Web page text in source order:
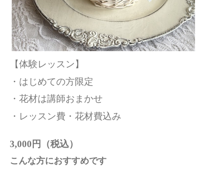
【体験レッスン】
・はじめての方限定
・花材は講師おまかせ
・レッスン費・花材費込み
3,000円（税込）
こんな方におすすめです